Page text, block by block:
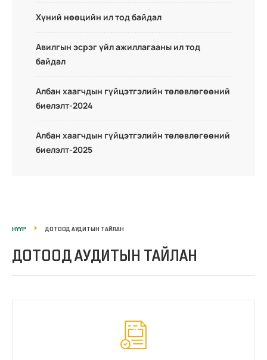
Хүний нөөцийн ил тод байдал
Авилгын эсрэг үйл ажиллагааны ил тод
байдал
Албан хаагчдын гүйцэтгэлийн төлөвлөгөөний
биелэлт-2024
Албан хаагчдын гүйцэтгэлийн төлөвлөгөөний
биелэлт-2025
НҮҮР ДОТООД АУДИТЫН ТАЙЛАН
ДОТООД АУДИТЫН ТАЙЛАН